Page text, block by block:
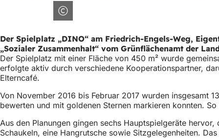
Der Spielplatz „DINO“ am Friedrich-Engels-Weg,
„Sozialer Zusammenhalt“ vom Grünflächenamt der
Der Spielplatz mit einer Fläche von 450 m² wurde
erfolgte aktiv durch verschiedene Kooperationspartner,
Elterncafé.
Von November 2016 bis Februar 2017 wurden insgesamt
bewerten und mit goldenen Sternen markieren konnten.
Aus den Planungen gingen sechs Hauptspielgeräte
Schaukeln, eine Hangrutsche sowie Sitzgelegenheiten.